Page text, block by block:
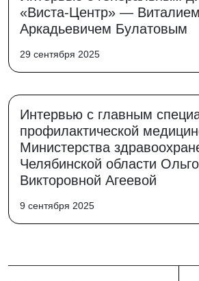
«Виста-Центр» — Виталием
Аркадьевичем Булатовым
29 сентября 2025
Интервью с главным
профилактической
Министерства
Челябинской области
Викторовной Агеевой
9 сентября 2025